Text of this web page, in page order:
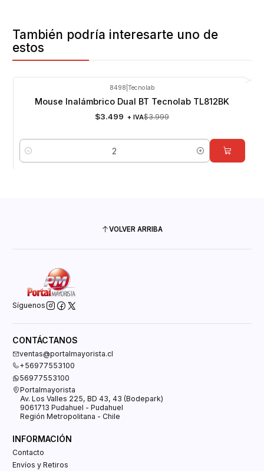
También podría interesarte uno de
estos
8498 Tecnolab
Mouse Inalámbrico Dual BT Tecnolab TL812BK
$3.499 + IVA$3.999
Cantidad
VOLVER ARRIBA
Síguenos
CONTÁCTANOS
ventas@portalmayorista.cl
+56977553100
56977553100
Portalmayorista
Av. Los Valles 225, BD 43, 43 (Bodepark)
9061713 Pudahuel - Pudahuel
Región Metropolitana - Chile
INFORMACIÓN
Contacto
Envíos y Retiros